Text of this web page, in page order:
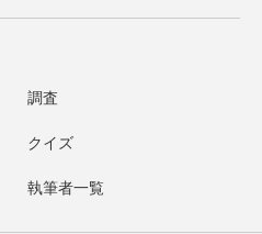
調査
クイズ
執筆者一覧